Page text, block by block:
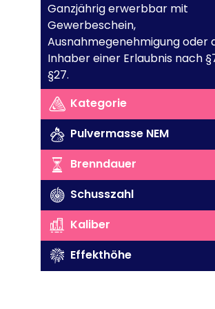
Ganzjährig erwerbbar mit
Gewerbeschein,
Ausnahmegenehmigung oder
Inhaber einer Erlaubnis nach
§27.
Kategorie
Pulvermasse NEM
Brenndauer
Schusszahl
Kaliber
Effekthöhe